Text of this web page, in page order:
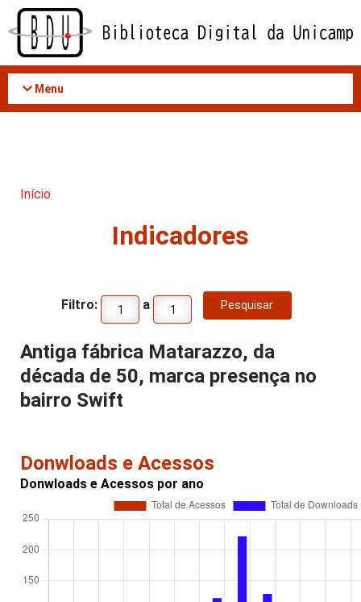
Acessar
conteúdo
Menu
Início
Indicadores
Filtro: a
Antiga fábrica Matarazzo, da
década de 50, marca presença no
bairro Swift
Donwloads e Acessos
Donwloads e Acessos por ano